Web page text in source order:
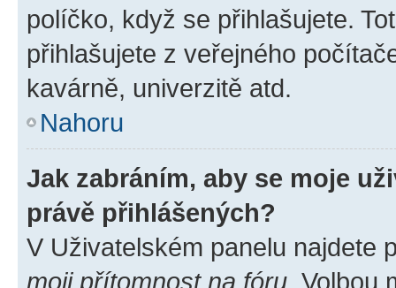
políčko, když se přihlašujete.
přihlašujete z veřejného
kavárně, univerzitě atd.
Nahoru
Jak zabráním, aby se moje
právě přihlášených?
V Uživatelském panelu najdete
moji přítomnost na fóru. Volbou